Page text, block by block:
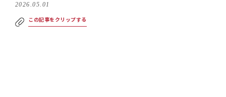
2026.05.01
この記事をクリップする